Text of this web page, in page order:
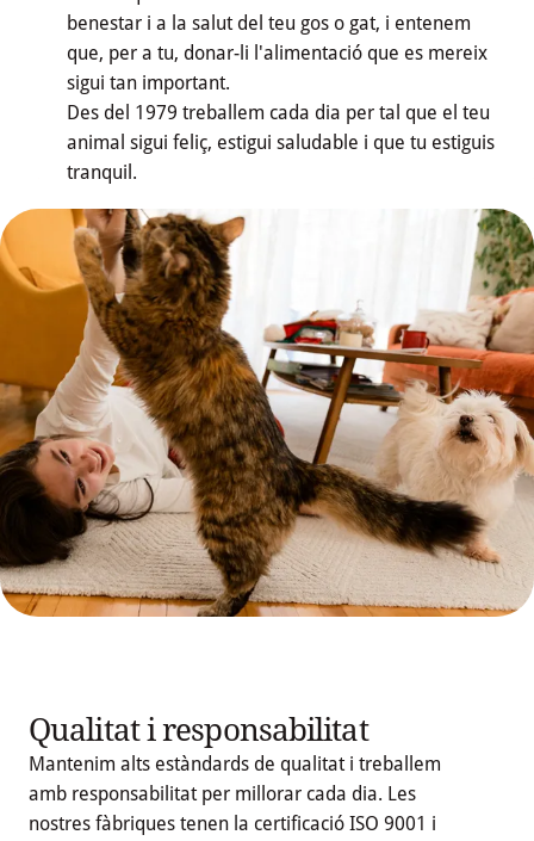
benestar i a la salut del teu gos o gat, i entenem
que, per a tu, donar-li l'alimentació que es mereix
sigui tan important.
Des del 1979 treballem cada dia per tal que el teu
animal sigui feliç, estigui saludable i que tu estiguis
tranquil.
Nostra Cultura nutricional
Qualitat i responsabilitat
Mantenim alts estàndards de qualitat i treballem
amb responsabilitat per millorar cada dia. Les
nostres fàbriques tenen la certificació ISO 9001 i